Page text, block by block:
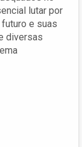
lutar por
e suas
diversas